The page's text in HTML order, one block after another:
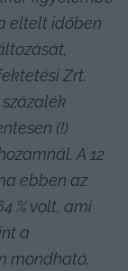
eltelt időben
Zrt.
(!)
A 12
ebben az
% volt, ami
a
mondható,